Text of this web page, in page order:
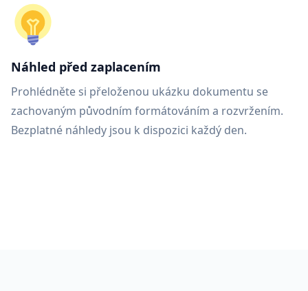
Náhled před zaplacením
Prohlédněte si přeloženou ukázku dokumentu se
zachovaným původním formátováním a rozvržením.
Bezplatné náhledy jsou k dispozici každý den.